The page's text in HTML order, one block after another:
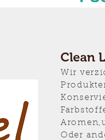
Clean
Wir
Oder